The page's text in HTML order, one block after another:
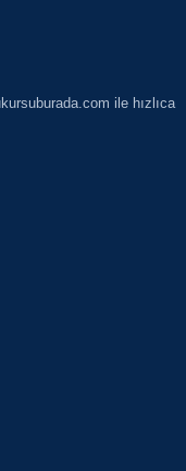
ile hızlıca